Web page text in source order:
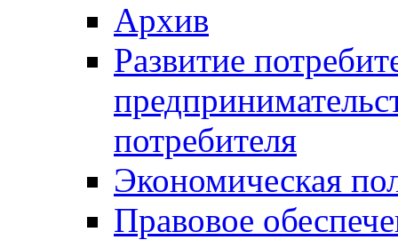
Архив
Развитие
потребителя
Экономическая
Правовое